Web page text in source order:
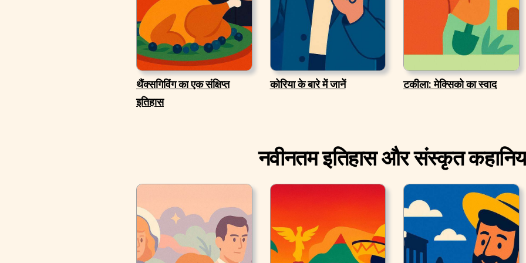
थैंक्सगिविंग का एक संक्षिप्त
इतिहास
कोरिया के बारे में जानें टकीला: मेक्सिको का स्वाद
नवीनतम इतिहास और संस्कृत